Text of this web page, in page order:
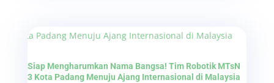
Siap Mengharumkan Nama Bangsa! Tim Robotik MTsN
3 Kota Padang Menuju Ajang Internasional di Malaysia